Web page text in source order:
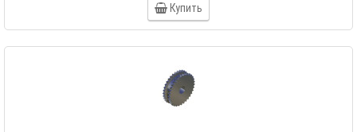
Купить